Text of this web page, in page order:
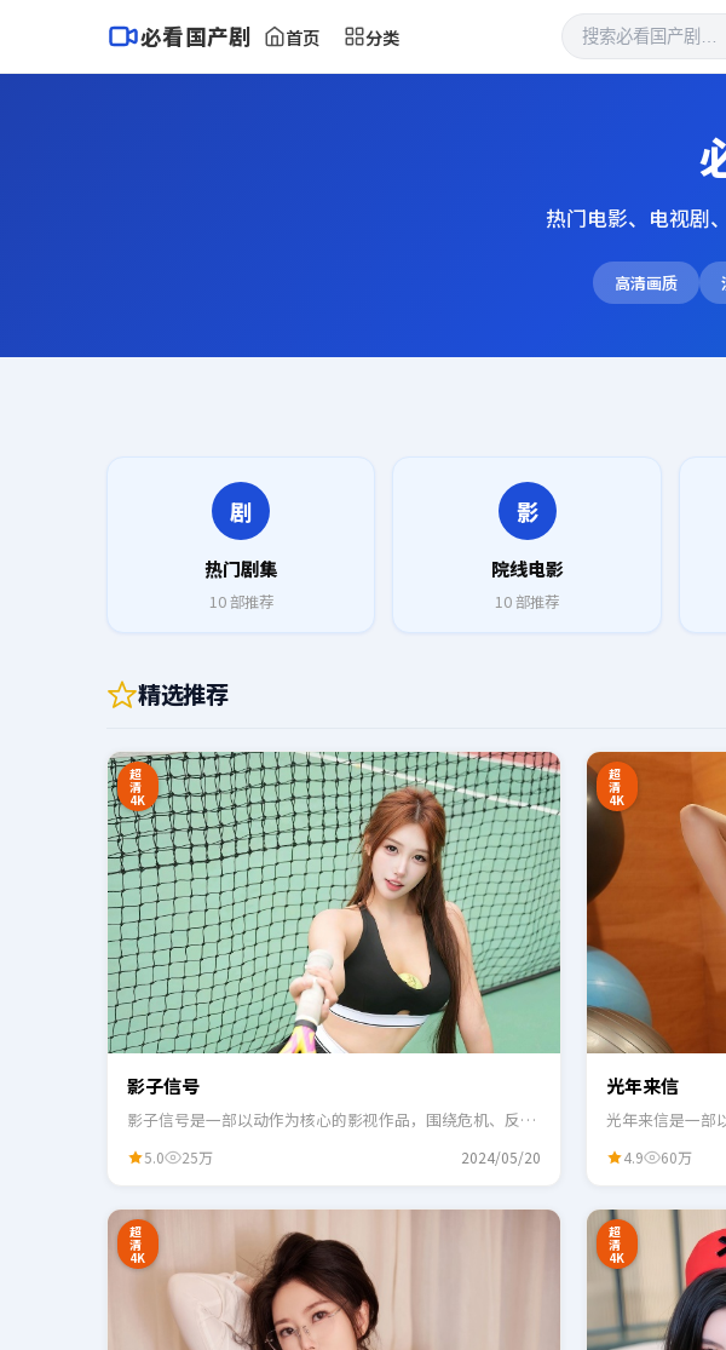
必看国产剧 首页 分类
热门电影、电视剧
高清画质
剧
热门剧集
10部推荐
影
院线电影
10部推荐
精选推荐
超
清
4K
影子信号
影子信号是一部以动作为核心的影视作品，围绕危机、反转
5.0 25万 2024/05/20
超
清
4K
光年来信
光年来信是一部
4.9 60万
超
清
4K
超
清
4K